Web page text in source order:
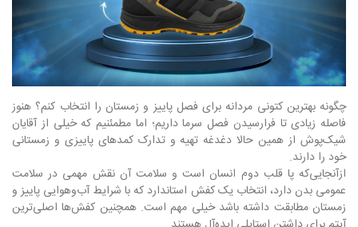
چگونه بهترین کتونی مردانه برای فصل پاییز و زمستان را انتخاب کنم؟ هنوز
فاصله زیادی تا فرارسیدن فصل سرما داریم؛ اما مطمئنیم که خیلی از آقایان
شیک‌پوش از همین حالا دغدغه تهیه و تدارک کمدهای پاییزی و زمستانی
خود را دارند.
ازآنجایی‌که پا قلب دوم انسان است و سلامت آن نقش مهمی در سلامت
عمومی بدن دارد، انتخاب یک کفش استاندارد که با شرایط آب‌وهوایی پاییز و
زمستان مطابقت داشته باشد خیلی مهم است. همچنین کفش‌ها اصلی‌ترین